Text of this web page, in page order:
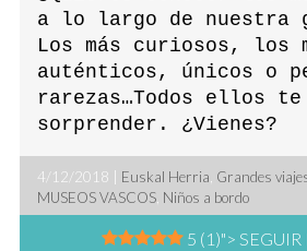
a lo largo de nuestra
Los más curiosos, los
auténticos, únicos o
rarezas…Todos ellos
sorprender. ¿Vienes?
4/12/2018 | Euskal Herria Grandes
MUSEOS VASCOS Niños a bordo
5 (1)">